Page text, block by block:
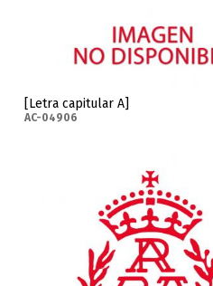
[Letra capitular A]
AC-04906